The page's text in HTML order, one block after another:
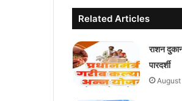
Related Articles
राशन
पारदर्शी